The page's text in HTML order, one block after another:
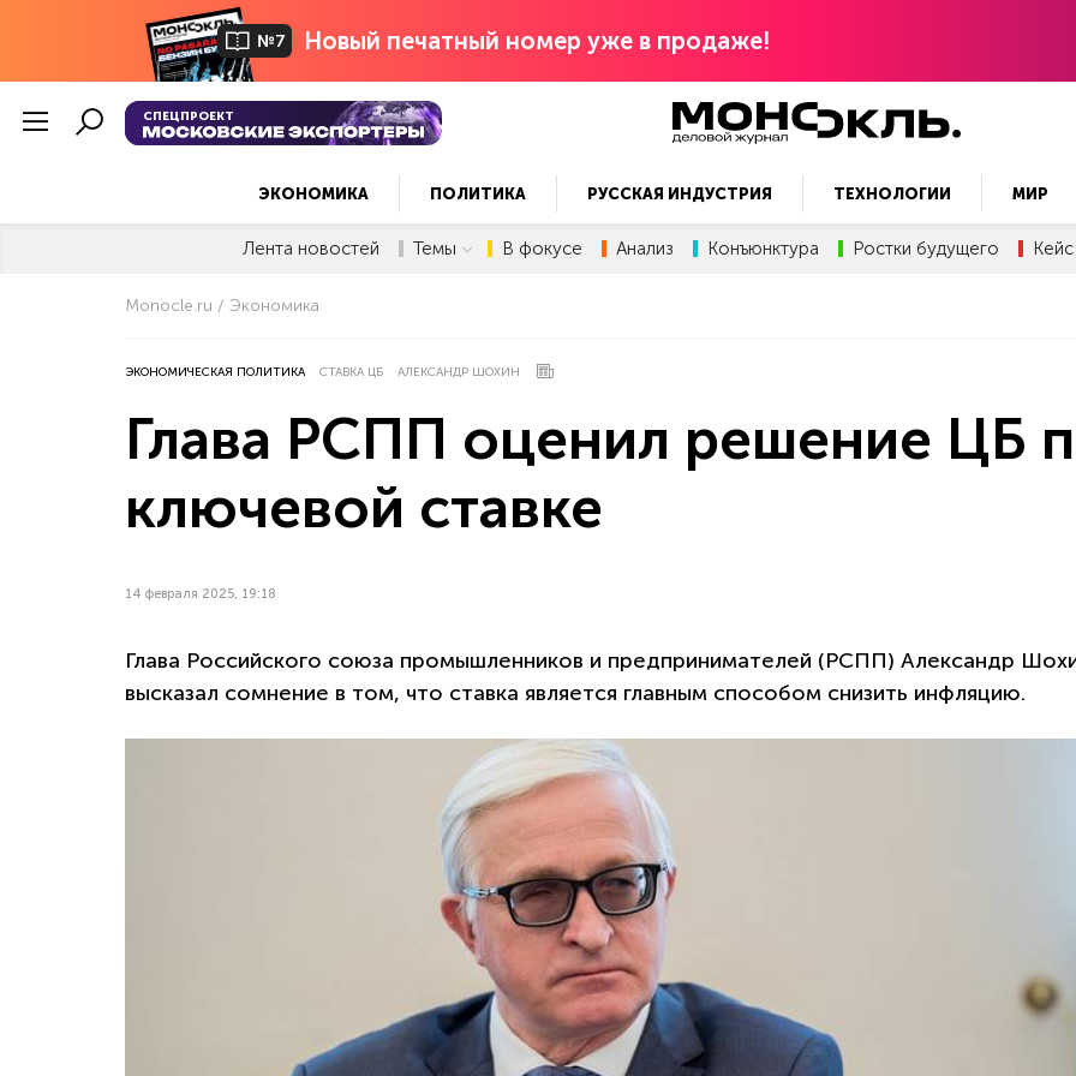
№7 Новый печатный номер уже в продаже!
СПЕЦПРОЕКТ
ЭКОНОМИКА ПОЛИТИКА РУССКАЯ ИНДУСТРИЯ ТЕХНОЛОГИИ МИР
Лента новостей Темы В фокусе Анализ Конъюнктура Ростки будущего Кейс
Monocle.ru Экономика
ЭКОНОМИЧЕСКАЯ ПОЛИТИКА СТАВКА ЦБ АЛЕКСАНДР ШОХИН
Глава РСПП оценил решение ЦБ
ключевой ставке
14 февраля 2025, 19:18
Глава Российского союза промышленников и предпринимателей (РСПП) Александр
высказал сомнение в том, что ставка является главным способом снизить инфляцию.